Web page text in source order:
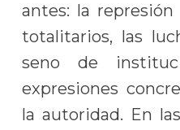
antes: la
totalitarios, las
seno de
expresiones
la autoridad. En